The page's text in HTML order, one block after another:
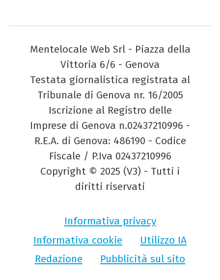
Mentelocale Web Srl - Piazza della
Vittoria 6/6 - Genova
Testata giornalistica registrata al
Tribunale di Genova nr. 16/2005
Iscrizione al Registro delle
Imprese di Genova n.02437210996 -
R.E.A. di Genova: 486190 - Codice
Fiscale / P.Iva 02437210996
Copyright © 2025 (V3) - Tutti i
diritti riservati
Informativa privacy
Informativa cookie
Utilizzo IA
Redazione
Pubblicità sul sito